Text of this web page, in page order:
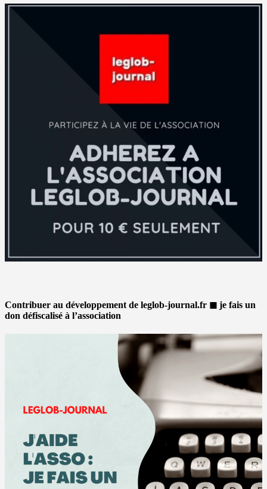
Contribuer au développement de leglob-journal.fr ◼ je fais un
don défiscalisé à l’association